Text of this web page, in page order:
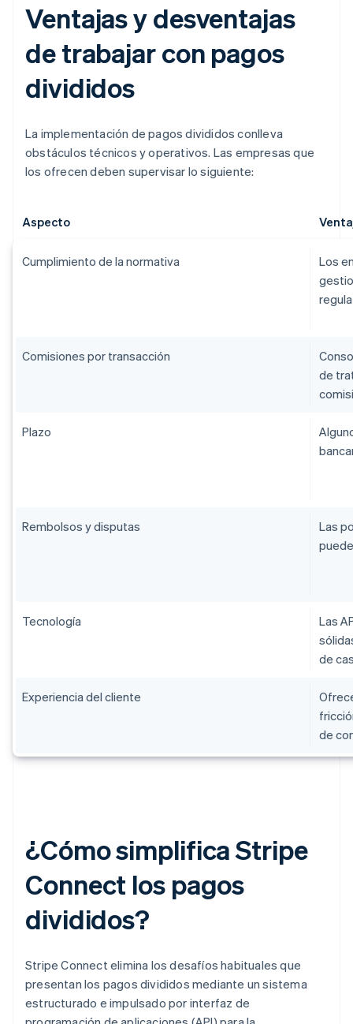
Ventajas y desventajas
de trabajar con pagos
divididos
La implementación de pagos divididos conlleva
obstáculos técnicos y operativos. Las empresas que
los ofrecen deben supervisar lo siguiente:
Aspecto
Cumplimiento de la normativa
Los
Comisiones por transacción
de
Plazo
Rembolsos y disputas
Las
Tecnología
Las
de
Experiencia del cliente
de
¿Cómo simplifica Stripe
Connect los pagos
divididos?
Stripe Connect elimina los desafíos habituales que
presentan los pagos divididos mediante un sistema
estructurado e impulsado por interfaz de